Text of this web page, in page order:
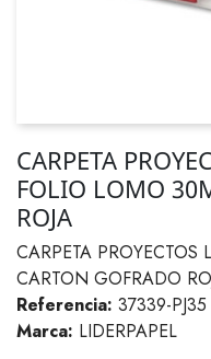
CARPETA
FOLIO LOMO
ROJA
CARPETA
CARTON GOFRADO
Referencia: 37339-PJ35
Marca: LIDERPAPEL